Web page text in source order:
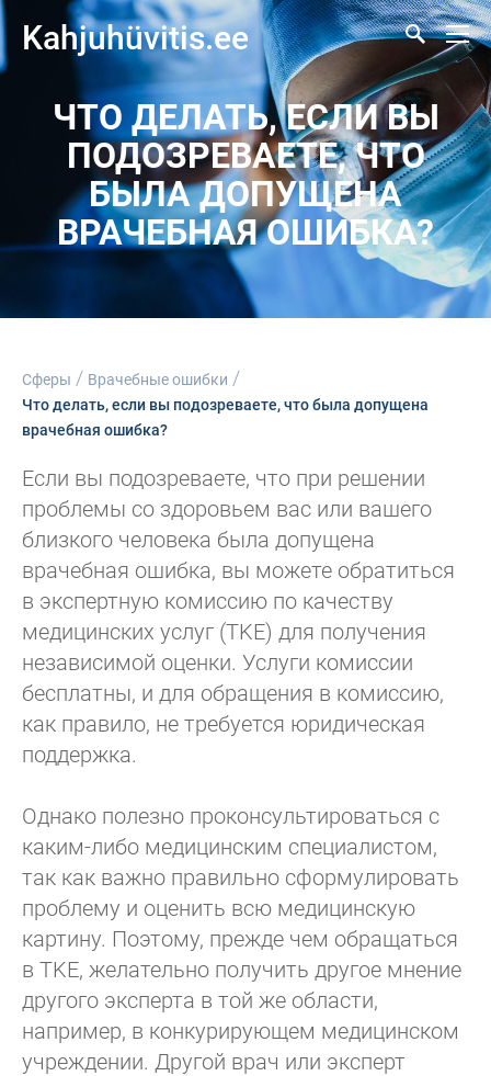
Kahjuhüvitis.ee
ЧТО ДЕЛАТЬ, ЕСЛИ ВЫ
ПОДОЗРЕВАЕТЕ, ЧТО
БЫЛА ДОПУЩЕНА
ВРАЧЕБНАЯ ОШИБКА?
Сферы / Врачебные ошибки /
Что делать, если вы подозреваете, что была допущена
врачебная ошибка?
Если вы подозреваете, что при решении
проблемы со здоровьем вас или вашего
близкого человека была допущена
врачебная ошибка, вы можете обратиться
в экспертную комиссию по качеству
медицинских услуг (TKE) для получения
независимой оценки. Услуги комиссии
бесплатны, и для обращения в комиссию,
как правило, не требуется юридическая
поддержка.
Однако полезно проконсультироваться с
каким-либо медицинским специалистом,
так как важно правильно сформулировать
проблему и оценить всю медицинскую
картину. Поэтому, прежде чем обращаться
в TKE, желательно получить другое мнение
другого эксперта в той же области,
например, в конкурирующем медицинском
учреждении. Другой врач или эксперт